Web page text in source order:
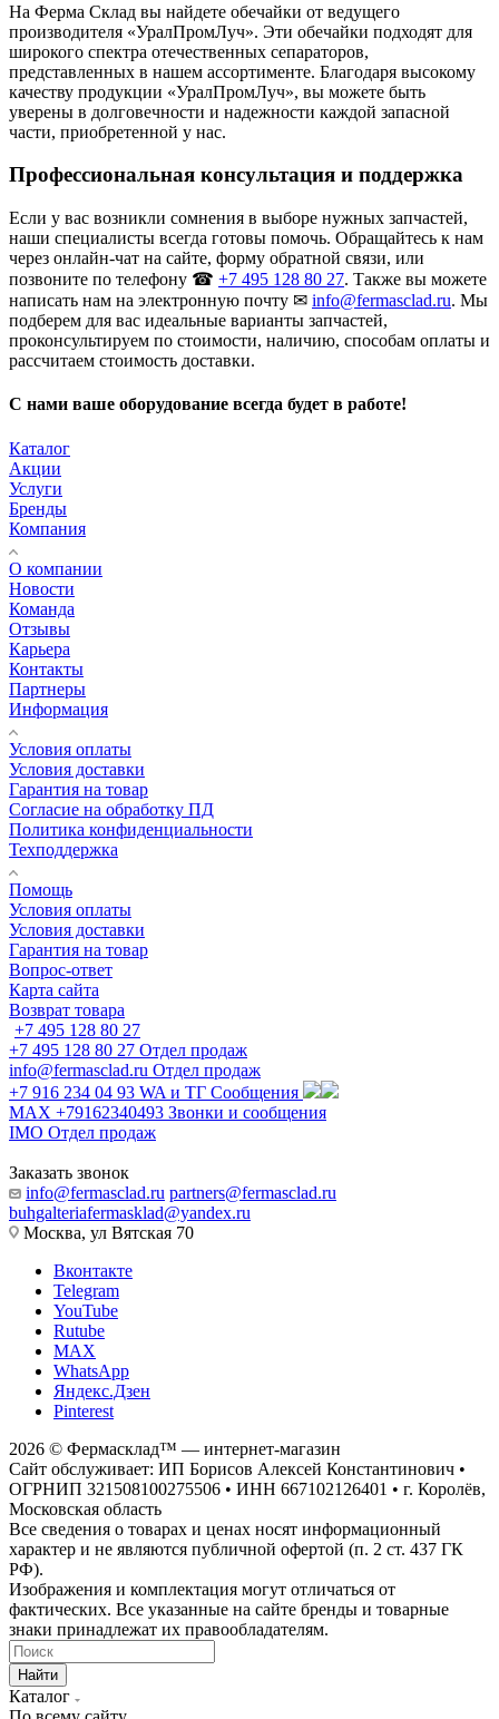
На Ферма Склад вы найдете обечайки от ведущего
производителя «УралПромЛуч». Эти обечайки подходят для
широкого спектра отечественных сепараторов,
представленных в нашем ассортименте. Благодаря высокому
качеству продукции «УралПромЛуч», вы можете быть
уверены в долговечности и надежности каждой запасной
части, приобретенной у нас.
Профессиональная консультация и поддержка
Если у вас возникли сомнения в выборе нужных запчастей,
наши специалисты всегда готовы помочь. Обращайтесь к нам
через онлайн-чат на сайте, форму обратной связи, или
позвоните по телефону ☎ +7 495 128 80 27. Также вы можете
написать нам на электронную почту ✉ info@fermasclad.ru. Мы
подберем для вас идеальные варианты запчастей,
проконсультируем по стоимости, наличию, способам оплаты и
рассчитаем стоимость доставки.
С нами ваше оборудование всегда будет в работе!
Каталог
Акции
Услуги
Бренды
Компания
О компании
Новости
Команда
Отзывы
Карьера
Контакты
Партнеры
Информация
Условия оплаты
Условия доставки
Гарантия на товар
Согласие на обработку ПД
Политика конфиденциальности
Техподдержка
Помощь
Условия оплаты
Условия доставки
Гарантия на товар
Вопрос-ответ
Карта сайта
Возврат товара
+7 495 128 80 27
+7 495 128 80 27 Отдел продаж
info@fermasclad.ru Отдел продаж
+7 916 234 04 93 WA и ТГ Сообщения
MAX +79162340493 Звонки и сообщения
IMO Отдел продаж
Заказать звонок
info@fermasclad.ru partners@fermasclad.ru
buhgalteriafermasklad@yandex.ru
Москва, ул Вятская 70
Вконтакте
Telegram
YouTube
Rutube
MAX
WhatsApp
Яндекс.Дзен
Pinterest
2026 © Фермасклад™ — интернет-магазин
Сайт обслуживает: ИП Борисов Алексей Константинович •
ОГРНИП 321508100275506 • ИНН 667102126401 • г. Королёв,
Московская область
Все сведения о товарах и ценах носят информационный
характер и не являются публичной офертой (п. 2 ст. 437 ГК
РФ).
Изображения и комплектация могут отличаться от
фактических. Все указанные на сайте бренды и товарные
знаки принадлежат их правообладателям.
Найти
Каталог